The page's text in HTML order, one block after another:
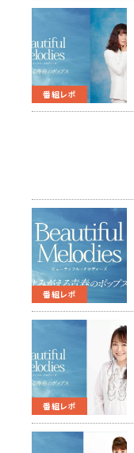
番組レポ
番組レポ
番組レポ